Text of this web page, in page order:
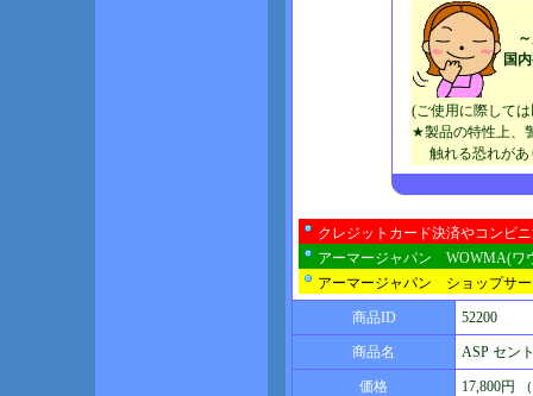
～
国
(ご使用に際して
★製品の特性上、
触れる恐れがあ
クレジットカード決済やコンビ
アーマージャパン WOWMA(ワ
アーマージャパン ショップサ
商品ID 52200
商品名 ASP セン
価格 17,800円